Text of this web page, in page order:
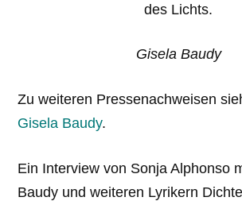
des Lichts.
Gisela Baudy
Zu weiteren Pressenachweisen
Gisela Baudy.
Ein Interview von Sonja Alphonso
Baudy und weiteren Lyrikern